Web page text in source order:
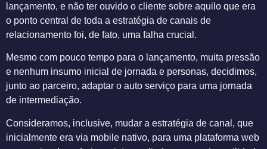
lançamento, e não ter ouvido o cliente sobre aquilo que era
o ponto central de toda a estratégia de canais de
relacionamento foi, de fato, uma falha crucial.
Mesmo com pouco tempo para o lançamento, muita pressão
e nenhum insumo inicial de jornada e personas, decidimos,
junto ao parceiro, adaptar o auto serviço para uma jornada
de intermediação.
Consideramos, inclusive, mudar a estratégia de canal, que
inicialmente era via mobile nativo, para uma plataforma web